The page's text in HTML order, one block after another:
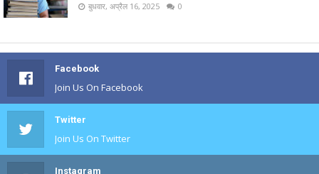
बुधवार, अप्रैल 16, 2025 0
Facebook
Join Us On Facebook
Twitter
Join Us On Twitter
Instagram